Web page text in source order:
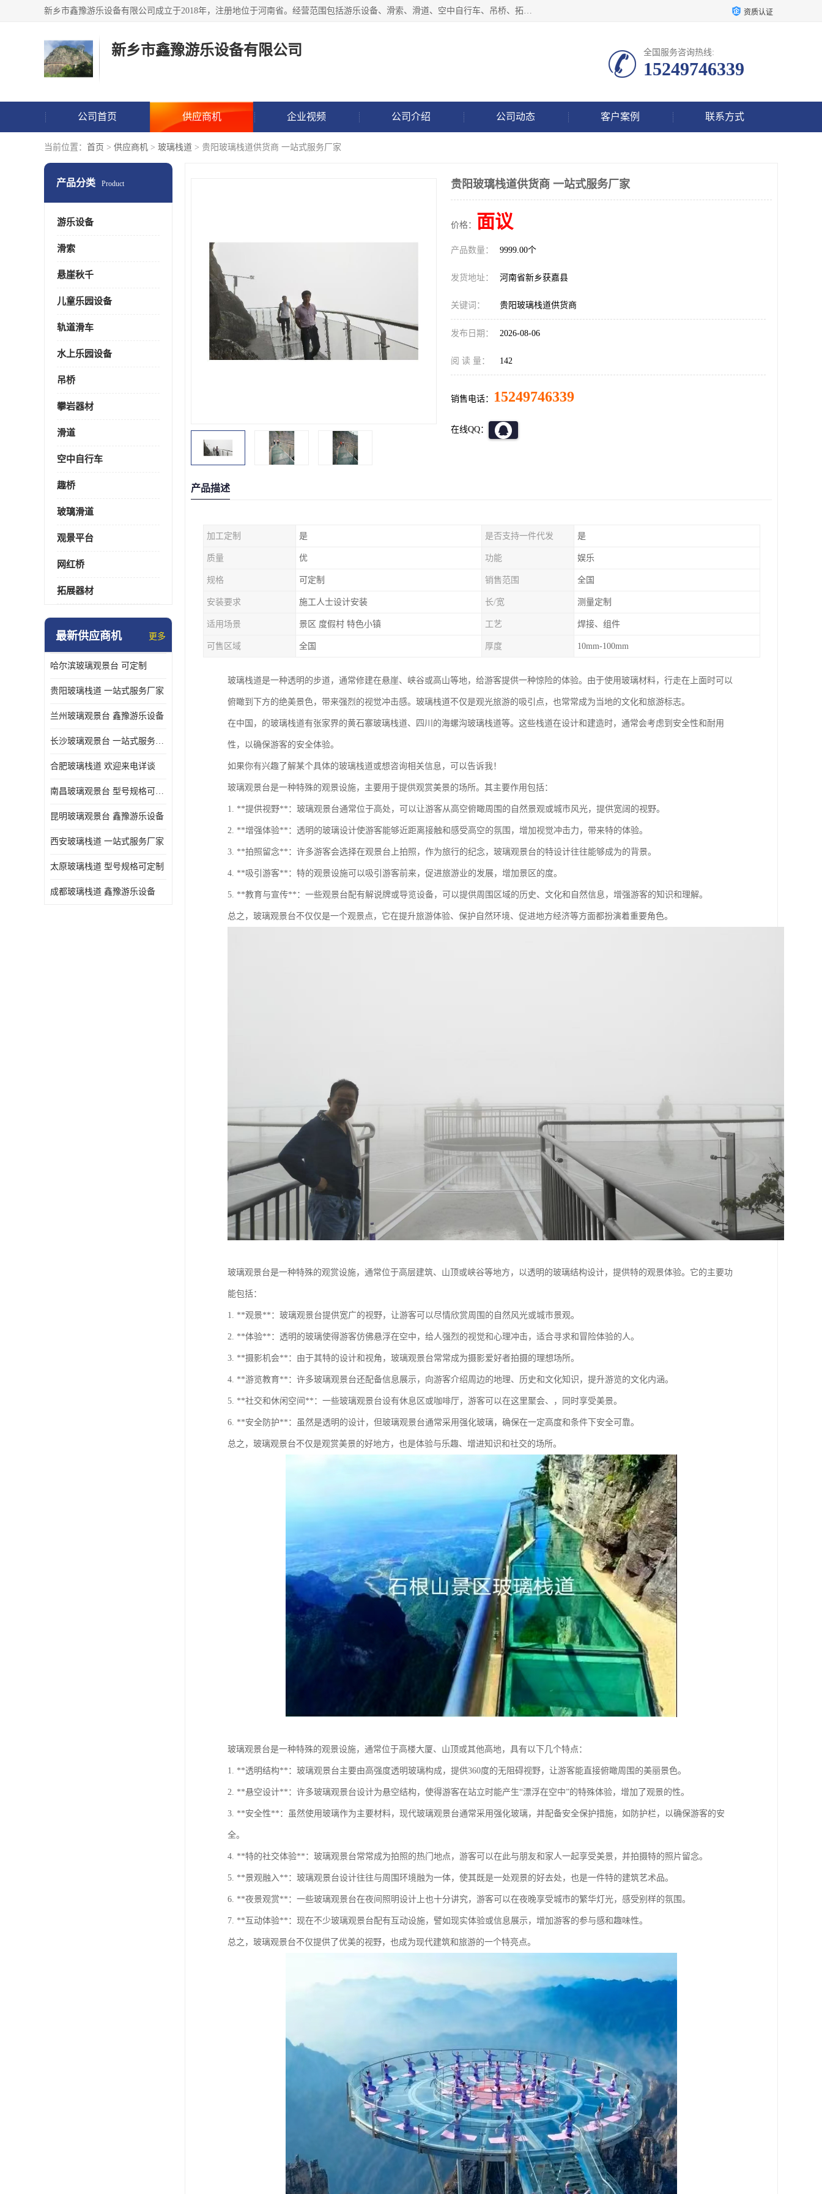
新乡市鑫豫游乐设备有限公司成立于2018年，注册地位于河南省。经营范围包括游乐设备、滑索、滑道、空中自行车、吊桥、拓展器材、攀岩器材、趣桥、悬崖秋千、网红桥、儿童乐园设备、水上乐园设备、丛林穿越设备、音乐呐喊设备、轨道滑车、栈道、玻璃滑道、观景平台、景观包装的设计、制造、销售、安装、维修，景区策划服务。 资质认证
新乡市鑫豫游乐设备有限公司 全国服务咨询热线:
15249746339
公司首页 供应商机 企业视频 公司介绍 公司动态 客户案例 联系方式
当前位置： 首页 > 供应商机 > 玻璃栈道 > 贵阳玻璃栈道供货商 一站式服务厂家
产品分类 Product
游乐设备
滑索
悬崖秋千
儿童乐园设备
轨道滑车
水上乐园设备
吊桥
攀岩器材
滑道
空中自行车
趣桥
玻璃滑道
观景平台
网红桥
拓展器材
最新供应商机 更多
哈尔滨玻璃观景台 可定制
贵阳玻璃栈道 一站式服务厂家
兰州玻璃观景台 鑫豫游乐设备
长沙玻璃观景台 一站式服务厂家
合肥玻璃栈道 欢迎来电详谈
南昌玻璃观景台 型号规格可定制
昆明玻璃观景台 鑫豫游乐设备
西安玻璃栈道 一站式服务厂家
太原玻璃栈道 型号规格可定制
成都玻璃栈道 鑫豫游乐设备
贵阳玻璃栈道供货商 一站式服务厂家
价格： 面议
产品数量： 9999.00个
发货地址： 河南省新乡获嘉县
关键词： 贵阳玻璃栈道供货商
发布日期： 2026-08-06
阅 读 量： 142
销售电话： 15249746339
在线QQ：
产品描述
加工定制 是 是否支持一件代发 是
质量 优 功能 娱乐
规格 可定制 销售范围 全国
安装要求 施工人士设计安装 长/宽 测量定制
适用场景 景区 度假村 特色小镇 工艺 焊接、组件
可售区域 全国 厚度 10mm-100mm
玻璃栈道是一种透明的步道，通常修建在悬崖、峡谷或高山等地，给游客提供一种惊险的体验。由于使用玻璃材料，行走在上面时可以
俯瞰到下方的绝美景色，带来强烈的视觉冲击感。玻璃栈道不仅是观光旅游的吸引点，也常常成为当地的文化和旅游标志。
在中国，的玻璃栈道有张家界的黄石寨玻璃栈道、四川的海螺沟玻璃栈道等。这些栈道在设计和建造时，通常会考虑到安全性和耐用
性，以确保游客的安全体验。
如果你有兴趣了解某个具体的玻璃栈道或想咨询相关信息，可以告诉我！
玻璃观景台是一种特殊的观景设施，主要用于提供观赏美景的场所。其主要作用包括：
1. **提供视野**：玻璃观景台通常位于高处，可以让游客从高空俯瞰周围的自然景观或城市风光，提供宽阔的视野。
2. **增强体验**：透明的玻璃设计使游客能够近距离接触和感受高空的氛围，增加视觉冲击力，带来特的体验。
3. **拍照留念**：许多游客会选择在观景台上拍照，作为旅行的纪念，玻璃观景台的特设计往往能够成为的背景。
4. **吸引游客**：特的观景设施可以吸引游客前来，促进旅游业的发展，增加景区的度。
5. **教育与宣传**：一些观景台配有解说牌或导览设备，可以提供周围区域的历史、文化和自然信息，增强游客的知识和理解。
总之，玻璃观景台不仅仅是一个观景点，它在提升旅游体验、保护自然环境、促进地方经济等方面都扮演着重要角色。
玻璃观景台是一种特殊的观赏设施，通常位于高层建筑、山顶或峡谷等地方，以透明的玻璃结构设计，提供特的观景体验。它的主要功
能包括：
1. **观景**：玻璃观景台提供宽广的视野，让游客可以尽情欣赏周围的自然风光或城市景观。
2. **体验**：透明的玻璃使得游客仿佛悬浮在空中，给人强烈的视觉和心理冲击，适合寻求和冒险体验的人。
3. **摄影机会**：由于其特的设计和视角，玻璃观景台常常成为摄影爱好者拍摄的理想场所。
4. **游览教育**：许多玻璃观景台还配备信息展示，向游客介绍周边的地理、历史和文化知识，提升游览的文化内涵。
5. **社交和休闲空间**：一些玻璃观景台设有休息区或咖啡厅，游客可以在这里聚会、，同时享受美景。
6. **安全防护**：虽然是透明的设计，但玻璃观景台通常采用强化玻璃，确保在一定高度和条件下安全可靠。
总之，玻璃观景台不仅是观赏美景的好地方，也是体验与乐趣、增进知识和社交的场所。
玻璃观景台是一种特殊的观景设施，通常位于高楼大厦、山顶或其他高地，具有以下几个特点：
1. **透明结构**：玻璃观景台主要由高强度透明玻璃构成，提供360度的无阻碍视野，让游客能直接俯瞰周围的美丽景色。
2. **悬空设计**：许多玻璃观景台设计为悬空结构，使得游客在站立时能产生“漂浮在空中”的特殊体验，增加了观景的性。
3. **安全性**：虽然使用玻璃作为主要材料，现代玻璃观景台通常采用强化玻璃，并配备安全保护措施，如防护栏，以确保游客的安
全。
4. **特的社交体验**：玻璃观景台常常成为拍照的热门地点，游客可以在此与朋友和家人一起享受美景，并拍摄特的照片留念。
5. **景观融入**：玻璃观景台设计往往与周围环境融为一体，使其既是一处观景的好去处，也是一件特的建筑艺术品。
6. **夜景观赏**：一些玻璃观景台在夜间照明设计上也十分讲究，游客可以在夜晚享受城市的繁华灯光，感受别样的氛围。
7. **互动体验**：现在不少玻璃观景台配有互动设施，譬如现实体验或信息展示，增加游客的参与感和趣味性。
总之，玻璃观景台不仅提供了优美的视野，也成为现代建筑和旅游的一个特亮点。